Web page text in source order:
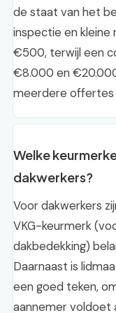
de staat van het
inspectie en kleine
€500, terwijl een
€8.000 en
meerdere offertes
Welke
dakwerkers?
Voor dakwerkers
VKG-keurmerk
dakbedekking)
Daarnaast is
een goed teken,
aannemer voldoet